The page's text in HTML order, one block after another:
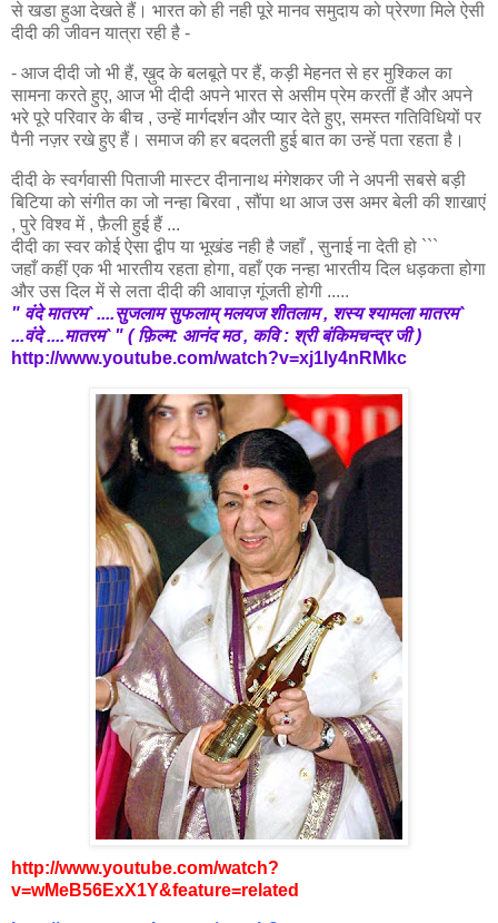
से खडा हुआ देखते हैं। भारत को ही नही पूरे मानव समुदाय को प्रेरणा मिले ऐसी
दीदी की जीवन यात्रा रही है -
- आज दीदी जो भी हैं, ख़ुद के बलबूते पर हैं, कड़ी मेहनत से हर मुश्किल का
सामना करते हुए, आज भी दीदी अपने भारत से असीम प्रेम करतीं हैं और अपने
भरे पूरे परिवार के बीच , उन्हें मार्गदर्शन और प्यार देते हुए, समस्त गतिविधियों पर
पैनी नज़र रखे हुए हैं। समाज की हर बदलती हुई बात का उन्हें पता रहता है।
दीदी के स्वर्गवासी पिताजी मास्टर दीनानाथ मंगेशकर जी ने अपनी सबसे बड़ी
बिटिया को संगीत का जो नन्हा बिरवा , सौंपा था आज उस अमर बेली की शाखाएं
, पुरे विश्व में , फ़ैली हुई हैं ...
दीदी का स्वर कोई ऐसा द्वीप या भूखंड नही है जहाँ , सुनाई ना देती हो ```
जहाँ कहीं एक भी भारतीय रहता होगा, वहाँ एक नन्हा भारतीय दिल धड़कता होगा
और उस दिल में से लता दीदी की आवाज़ गूंजती होगी .....
" वंदे मातरम` ....सुजलाम सुफलाम् मलयज शीतलाम , शस्य श्यामला मातरम`
...वंदे ....मातरम` " ( फ़िल्म: आनंद मठ , कवि : श्री बंकिमचन्द्र जी )
http://www.youtube.com/watch?v=xj1Iy4nRMkc
http://www.youtube.com/watch?
v=wMeB56ExX1Y&feature=related